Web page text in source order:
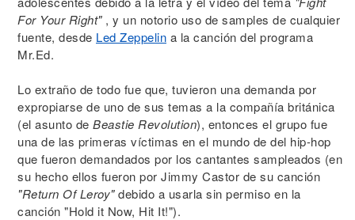
For Your Right", y un notorio uso de samples de cualquier
fuente, desde Led Zeppelin a la canción del programa
Mr.Ed.
Lo extraño de todo fue que, tuvieron una demanda por
expropiarse de uno de sus temas a la compañía británica
(el asunto de Beastie Revolution), entonces el grupo fue
una de las primeras víctimas en el mundo de del hip-hop
que fueron demandados por los cantantes sampleados (en
su hecho ellos fueron por Jimmy Castor de su canción
"Return Of Leroy"debido a usarla sin permiso en la
canción "Hold it Now, Hit It!").